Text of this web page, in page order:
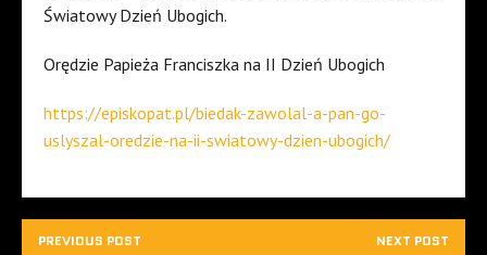
Światowy Dzień Ubogich.
Orędzie Papieża Franciszka na II Dzień Ubogich
https://episkopat.pl/biedak-zawolal-a-pan-go-
uslyszal-oredzie-na-ii-swiatowy-dzien-ubogich/
PREVIOUS POST NEXT POST